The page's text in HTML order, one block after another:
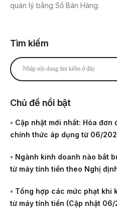
quản lý bằng Sổ Bán Hàng.
Tìm kiếm
Chủ đề nổi bật
• Cập nhật mới nhất: Hóa đơn
chính thức áp dụng từ 06/
• Ngành kinh doanh nào bắt
từ máy tính tiền theo Nghị
• Tổng hợp các mức phạt khi
từ máy tính tiền (Cập nhật 06/